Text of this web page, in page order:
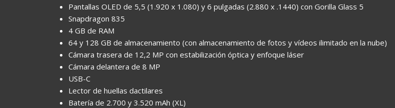
Pantallas OLED de 5,5 (1.920 x 1.080) y 6 pulgadas (2.880 x .1440) con Gorilla Glass 5
Snapdragon 835
4 GB de RAM
64 y 128 GB de almacenamiento (con almacenamiento de fotos y vídeos ilimitado en la nube)
Cámara trasera de 12,2 MP con estabilización óptica y enfoque láser
Cámara delantera de 8 MP
USB-C
Lector de huellas dactilares
Batería de 2.700 y 3.520 mAh (XL)